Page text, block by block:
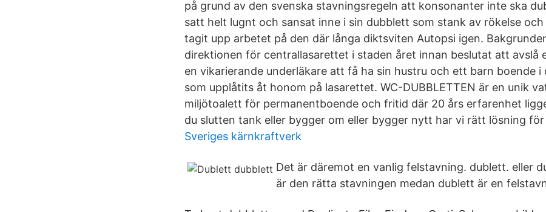
på grund av den svenska stavningsregeln att konsonanter inte ska
satt helt lugnt och sansat inne i sin dubblett som stank av rökelse
tagit upp arbetet på den där långa diktsviten Autopsi igen.
direktionen för centrallasarettet i staden året innan beslutat att avslå
en vikarierande underläkare att få ha sin hustru och ett barn boende i
som upplåtits åt honom på lasarettet. WC-DUBBLETTEN är en unik
miljötoalett för permanentboende och fritid där 20 års erfarenhet
du slutten tank eller bygger om eller bygger nytt har vi rätt lösning för
Sveriges kärnkraftverk
Det är däremot en vanlig felstavning. dublett. eller
är den rätta stavningen medan dublett är en